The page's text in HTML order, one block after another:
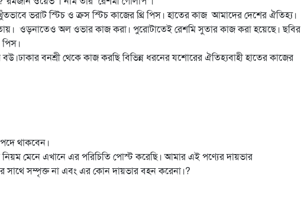
ভরাট স্টিচ ও ক্রস স্টিচ কাজের থ্রি পিস। হাতের কাজ আমাদের দেশের ঐতিহ্য।
ওড়নাতেও অল ওভার কাজ করা। পুরোটাতেই রেশমি সুতার কাজ করা হয়েছে। ছবির
বনশ্রী থেকে কাজ করছি বিভিন্ন ধরনের যশোরের ঐতিহ্যবাহী হাতের কাজের
থাকবেন।
মেনে এখানে এর পরিচিতি পোস্ট করেছি। আমার এই পণ্যের দায়ভার
সাথে সম্পৃক্ত না এবং এর কোন দায়ভার বহন করেনা।?